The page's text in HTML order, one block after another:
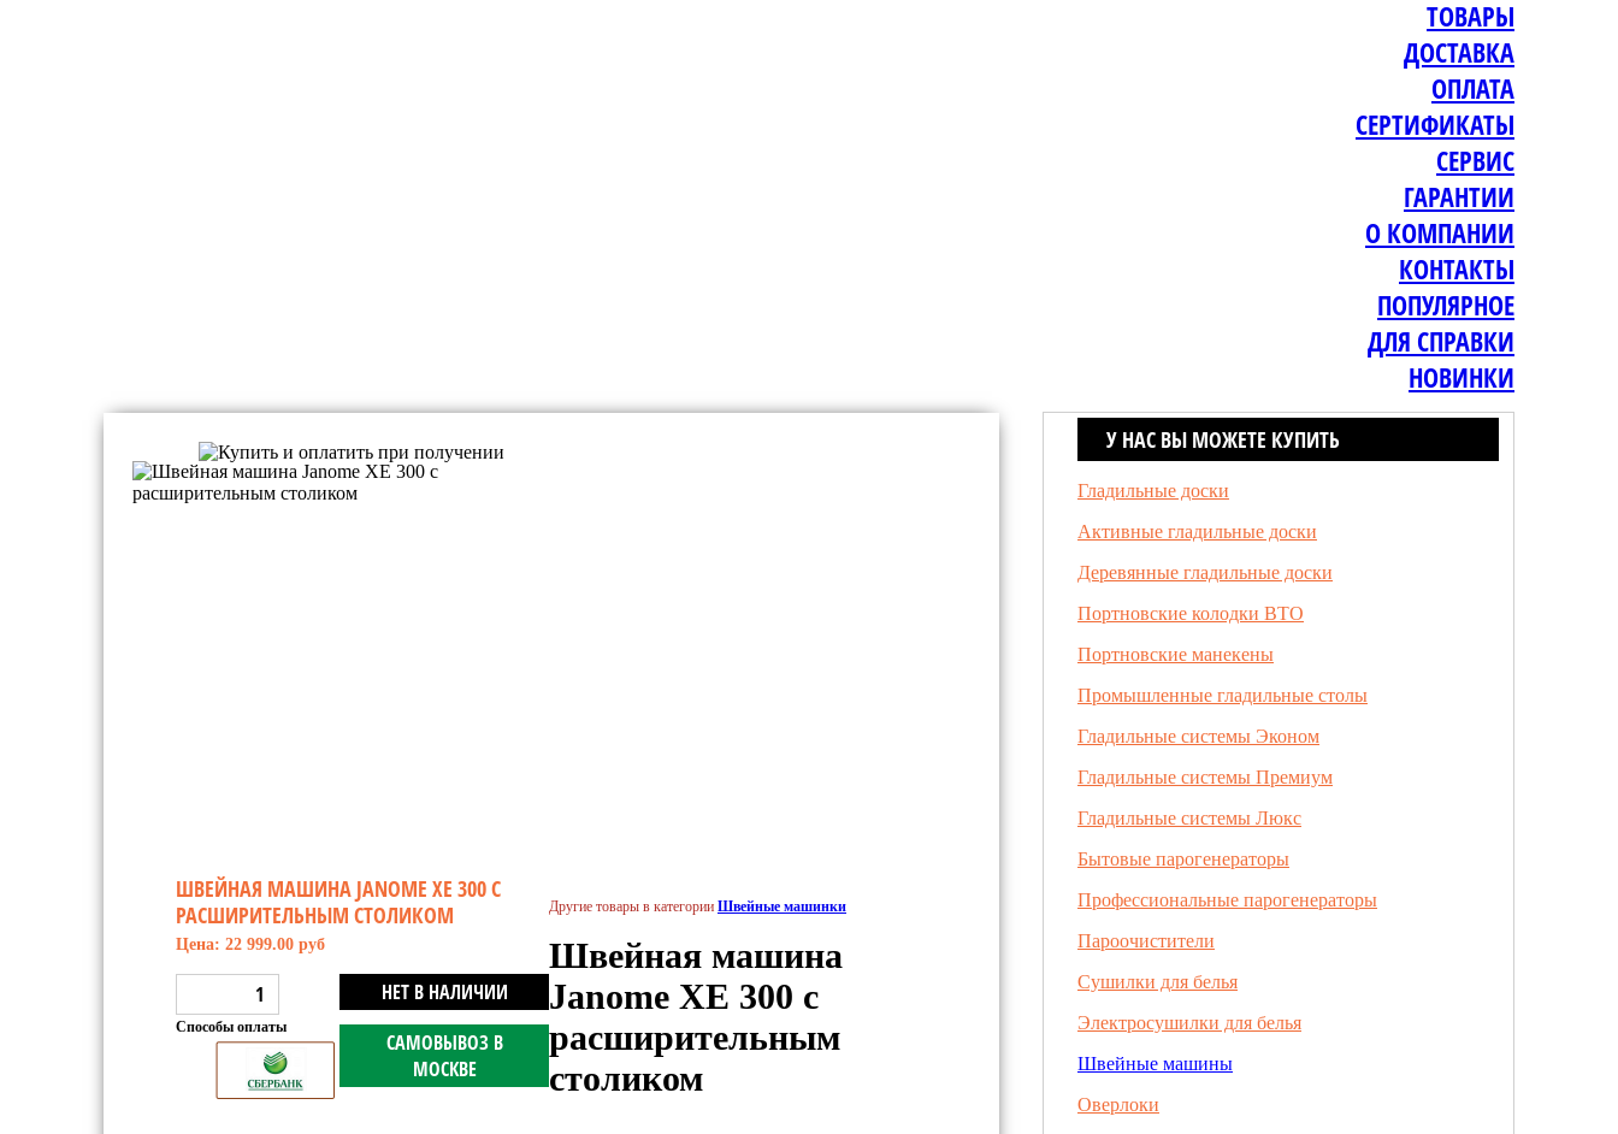
ТОВАРЫ
ДОСТАВКА
ОПЛАТА
СЕРТИФИКАТЫ
СЕРВИС
ГАРАНТИИ
О КОМПАНИИ
КОНТАКТЫ
ПОПУЛЯРНОЕ
ДЛЯ СПРАВКИ
НОВИНКИ
ШВЕЙНАЯ МАШИНА JANOME XE 300 С
РАСШИРИТЕЛЬНЫМ СТОЛИКОМ
Цена: 22 999.00 руб
НЕТ В НАЛИЧИИ
САМОВЫВОЗ В
МОСКВЕ
Способы оплаты
Другие товары в категории Швейные машинки
Швейная машина
Janome XE 300 с
расширительным
столиком
У НАС ВЫ МОЖЕТЕ КУПИТЬ
Гладильные доски
Активные гладильные доски
Деревянные гладильные доски
Портновские колодки ВТО
Портновские манекены
Промышленные гладильные столы
Гладильные системы Эконом
Гладильные системы Премиум
Гладильные системы Люкс
Бытовые парогенераторы
Профессиональные парогенераторы
Пароочистители
Сушилки для белья
Электросушилки для белья
Швейные машины
Оверлоки